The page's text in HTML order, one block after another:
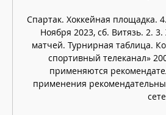
Спартак. Хоккейная площадка.
Ноября 2023, сб. Витязь. 2.
матчей. Турнирная таблица.
спортивный телеканал»
применяются
применения